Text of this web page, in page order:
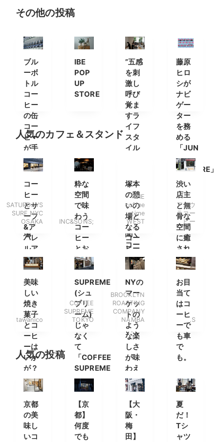
その他の投稿
ブル
ーボ
トル
コー
ヒー
の缶
コー
ヒー
が手
軽に
購入
でき
る自
動販
売機
が登
場
IBE
POP
UP
STORE
”五感
を刺
激し
呼び
覚ま
すラ
イフ
スタ
イル
ショ
ップ”
FINNA
の店
長に
聞く
コー
ヒー
の楽
方と
ショ
ップ
につ
いて
藤原
ヒロ
シが
ナビ
ゲー
ター
を務
める
「JUN
THE
CULTURE」
の特
別番
組が
放送
決定
人気のカフェ＆スタンド
コー
ヒー
とサ
ーフ
&ア
パレ
ルア
イテ
ムを
楽し
みに
南船
場へ
SATURDAYS
SURF NYC
OSAKA
粋な
空間
で味
わう
コー
ヒー
とお
酒
INC&SONS;
塚本
の憩
いの
場と
なる
コー
ヒー
スタ
ンド
THE
coffee
time
WEST
渋い
店主
と無
骨な
空間
に癒
され
る穴
場ス
ポッ
ト
アサウ
ラコー
ヒー
美味
しい
焼き
菓子
とコ
ーヒ
ーは
いか
が？
tawanico
SUPREME
(シュ
プリ
ーム)
じゃ
なく
て
「COFFEE
SUPREME
(コー
ヒー
スー
プリ
ー
ム)」
COFFEE
SUPREME
TOKYO
NYの
マー
ケッ
トの
よう
な楽
しさ
が味
わえ
るカ
フェ
BROOKLYN
ROASTING
COMPANY
NAMBA
お目
当て
はコ
ーヒ
ーで
も車
で
も。
.S
人気の投稿
京都
の美
味し
いコ
【京
都】
何度
でも
【大
阪・
梅
田】
夏
だ！
Tシ
ャツ